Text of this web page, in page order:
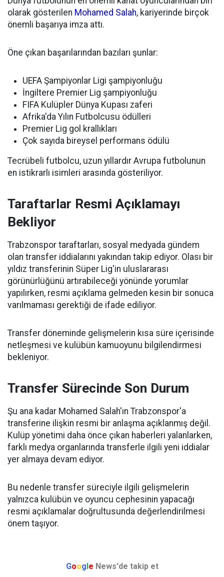
olarak gösterilen Mohamed Salah, kariyerinde birçok
önemli başarıya imza attı.
Öne çıkan başarılarından bazıları şunlar:
UEFA Şampiyonlar Ligi şampiyonluğu
İngiltere Premier Lig şampiyonluğu
FIFA Kulüpler Dünya Kupası zaferi
Afrika'da Yılın Futbolcusu ödülleri
Premier Lig gol krallıkları
Çok sayıda bireysel performans ödülü
Tecrübeli futbolcu, uzun yıllardır Avrupa futbolunun
en istikrarlı isimleri arasında gösteriliyor.
Taraftarlar Resmi Açıklamayı
Bekliyor
Trabzonspor taraftarları, sosyal medyada gündem
olan transfer iddialarını yakından takip ediyor. Olası bir
yıldız transferinin Süper Lig'in uluslararası
görünürlüğünü artırabileceği yönünde yorumlar
yapılırken, resmi açıklama gelmeden kesin bir sonuca
varılmaması gerektiği de ifade ediliyor.
Transfer döneminde gelişmelerin kısa süre içerisinde
netleşmesi ve kulübün kamuoyunu bilgilendirmesi
bekleniyor.
Transfer Sürecinde Son Durum
Şu ana kadar Mohamed Salah'ın Trabzonspor'a
transferine ilişkin resmi bir anlaşma açıklanmış değil.
Kulüp yönetimi daha önce çıkan haberleri yalanlarken,
farklı medya organlarında transferle ilgili yeni iddialar
yer almaya devam ediyor.
Bu nedenle transfer süreciyle ilgili gelişmelerin
yalnızca kulübün ve oyuncu cephesinin yapacağı
resmi açıklamalar doğrultusunda değerlendirilmesi
önem taşıyor.
Google News'de takip et